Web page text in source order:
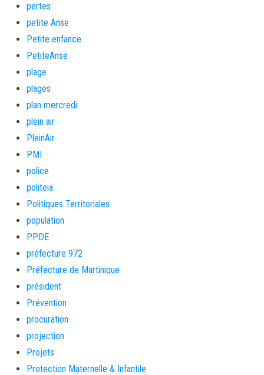
pertes
petite Anse
Petite enfance
PetiteAnse
plage
plages
plan mercredi
plein air
PleinAir
PMI
police
politeia
Politiques Territoriales
population
PPDE
préfecture 972
Préfecture de Martinique
président
Prévention
procuration
projection
Projets
Protection Maternelle & Infantile